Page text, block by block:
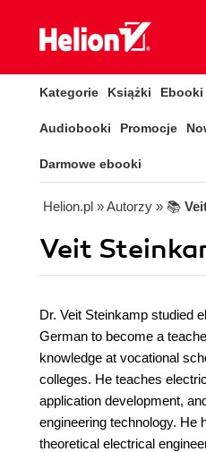
Kategorie Książki Ebooki
Audiobooki Promocje
Darmowe ebooki
Helion.pl » Autorzy » 📚
Veit
Dr. Veit Steinkamp studied
German to become a
knowledge at vocational
colleges. He teaches
application development,
engineering technology. He
theoretical electrical